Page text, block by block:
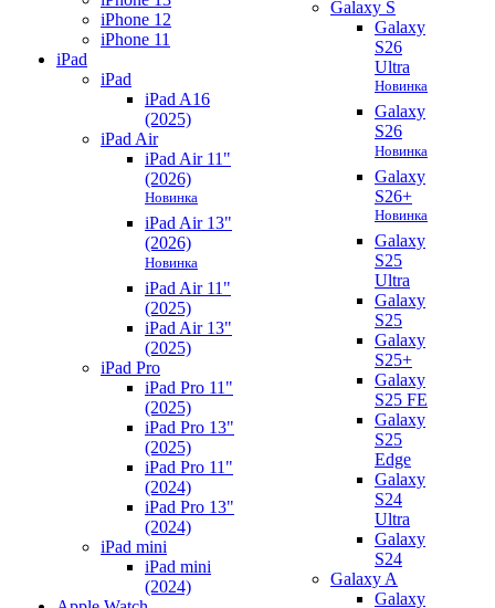
iPhone 12
iPhone 11
iPad
iPad
iPad A16
(2025)
iPad Air
iPad Air 11"
(2026)
Новинка
iPad Air 13"
(2026)
Новинка
iPad Air 11"
(2025)
iPad Air 13"
(2025)
iPad Pro
iPad Pro 11"
(2025)
iPad Pro 13"
(2025)
iPad Pro 11"
(2024)
iPad Pro 13"
(2024)
iPad mini
iPad mini
(2024)
Galaxy S
Galaxy
S26
Ultra
Новинка
Galaxy
S26
Новинка
Galaxy
S26+
Новинка
Galaxy
S25
Ultra
Galaxy
S25
Galaxy
S25+
Galaxy
S25 FE
Galaxy
S25
Edge
Galaxy
S24
Ultra
Galaxy
S24
Galaxy A
Galaxy